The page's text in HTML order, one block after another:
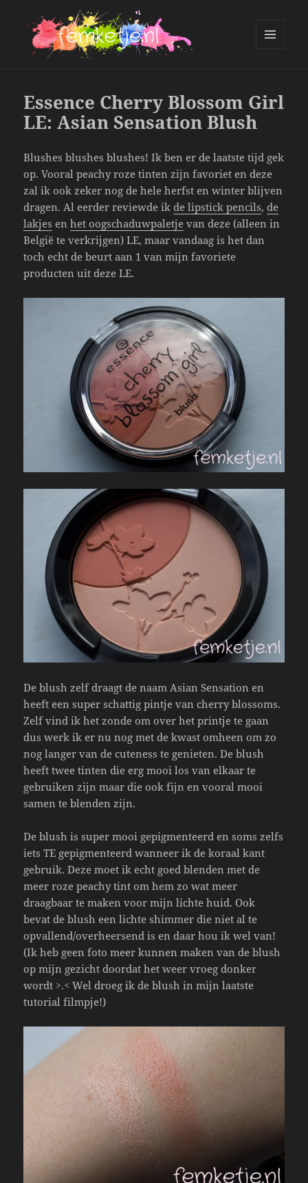
Essence Cherry Blossom Girl
LE: Asian Sensation Blush
Blushes blushes blushes! Ik ben er de laatste tijd gek
op. Vooral peachy roze tinten zijn favoriet en deze
zal ik ook zeker nog de hele herfst en winter blijven
dragen. Al eerder reviewde ik de lipstick pencils, de
lakjes enhet oogschaduwpaletje van deze (alleen in
België te verkrijgen) LE, maar vandaag is het dan
toch echt de beurt aan 1 van mijn favoriete
producten uit deze LE.
De blush zelf draagt de naam Asian Sensation en
heeft een super schattig pintje van cherry blossoms.
Zelf vind ik het zonde om over het printje te gaan
dus werk ik er nu nog met de kwast omheen om zo
nog langer van de cuteness te genieten. De blush
heeft twee tinten die erg mooi los van elkaar te
gebruiken zijn maar die ook fijn en vooral mooi
samen te blenden zijn.
De blush is super mooi gepigmenteerd en soms zelfs
iets TE gepigmenteerd wanneer ik de koraal kant
gebruik. Deze moet ik echt goed blenden met de
meer roze peachy tint om hem zo wat meer
draagbaar te maken voor mijn lichte huid. Ook
bevat de blush een lichte shimmer die niet al te
opvallend/overheersend is en daar hou ik wel van!
(Ik heb geen foto meer kunnen maken van de blush
op mijn gezicht doordat het weer vroeg donker
wordt >.< Wel droeg ik de blush in mijn laatste
tutorial filmpje!)